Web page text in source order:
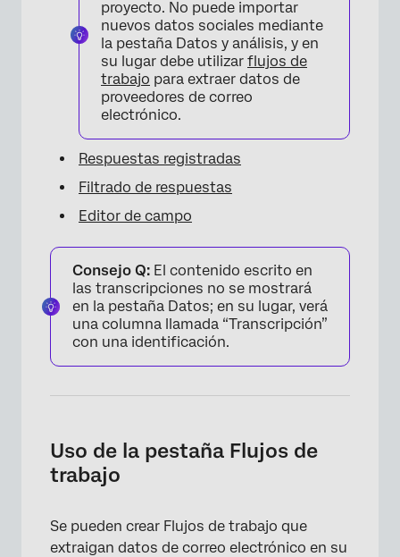
proyecto. No puede importar
nuevos datos sociales mediante
la pestaña Datos y análisis, y en
su lugar debe utilizar flujos de
trabajo para extraer datos de
proveedores de correo
electrónico.
Respuestas registradas
Filtrado de respuestas
Editor de campo
Consejo Q: El contenido escrito en
las transcripciones no se mostrará
en la pestaña Datos; en su lugar, verá
una columna llamada “Transcripción”
con una identificación.
Uso de la pestaña Flujos de
trabajo
Se pueden crear Flujos de trabajo que
extraigan datos de correo electrónico en su